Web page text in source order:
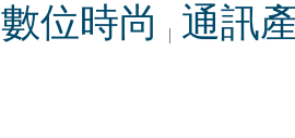
數位時尚 通訊